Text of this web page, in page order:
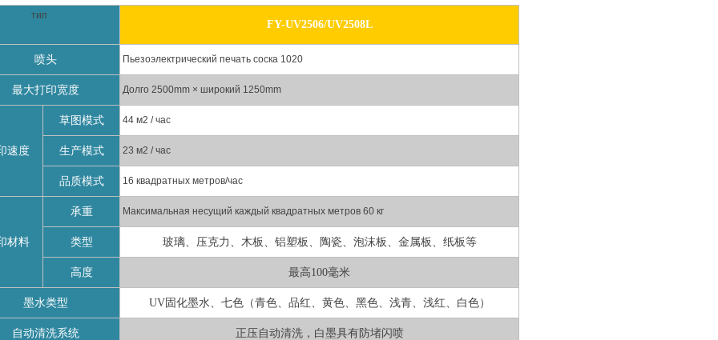
FY-UV2506/UV2508L
喷头 Пьезоэлектрический печать соска 1020
最大打印宽度 Долго 2500mm × широкий 1250mm
速度
草图模式 44 м2 / час
生产模式 23 м2 / час
品质模式 16 квадратных метров/час
材料
承重 Максимальная несущий каждый квадратных метров 60 кг
类型 玻璃、压克力、木板、铝塑板、陶瓷、泡沫板、金属板、纸板等
高度 最高100毫米
墨水类型 UV固化墨水、七色（青色、品红、黄色、黑色、浅青、浅红、白色）
自动清洗系统 正压自动清洗，白墨具有防堵闪喷